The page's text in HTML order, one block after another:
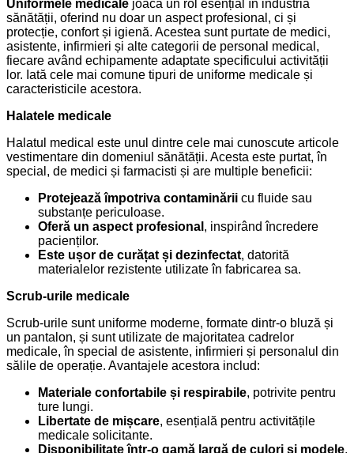
Uniformele medicale joacă un rol esențial în industria
sănătății, oferind nu doar un aspect profesional, ci și
protecție, confort și igienă. Acestea sunt purtate de medici,
asistente, infirmieri și alte categorii de personal medical,
fiecare având echipamente adaptate specificului activității
lor. Iată cele mai comune tipuri de uniforme medicale și
caracteristicile acestora.
Halatele medicale
Halatul medical este unul dintre cele mai cunoscute articole
vestimentare din domeniul sănătății. Acesta este purtat, în
special, de medici și farmacisti și are multiple beneficii:
Protejează împotriva contaminării cu fluide sau
substanțe periculoase.
Oferă un aspect profesional , inspirând încredere
pacienților.
Este ușor de curățat și dezinfectat, datorită
materialelor rezistente utilizate în fabricarea sa.
Scrub-urile medicale
Scrub-urile sunt uniforme moderne, formate dintr-o bluză și
un pantalon, și sunt utilizate de majoritatea cadrelor
medicale, în special de asistente, infirmieri și personalul din
sălile de operație. Avantajele acestora includ:
Materiale confortabile și respirabile, potrivite pentru
ture lungi.
Libertate de mișcare, esențială pentru activitățile
medicale solicitante.
Disponibilitate într-o gamă largă de culori și modele,